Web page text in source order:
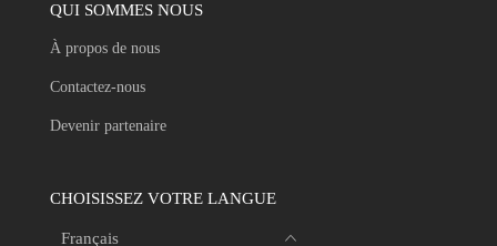
QUI SOMMES NOUS
À propos de nous
Contactez-nous
Devenir partenaire
CHOISISSEZ VOTRE LANGUE
Français